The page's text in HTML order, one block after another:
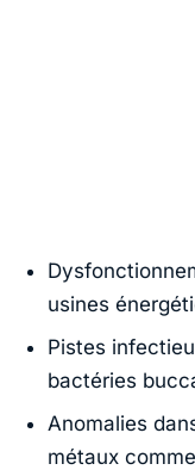
usines
Pistes
bactéries
Anomalies
métaux